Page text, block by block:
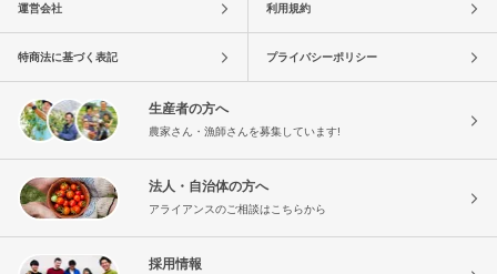
運営会社 利用規約
特商法に基づく表記 プライバシーポリシー
生産者の方へ
農家さん・漁師さんを募集しています!
法人・自治体の方へ
アライアンスのご相談はこちらから
採用情報